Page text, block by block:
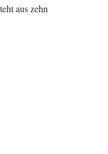
aus zehn